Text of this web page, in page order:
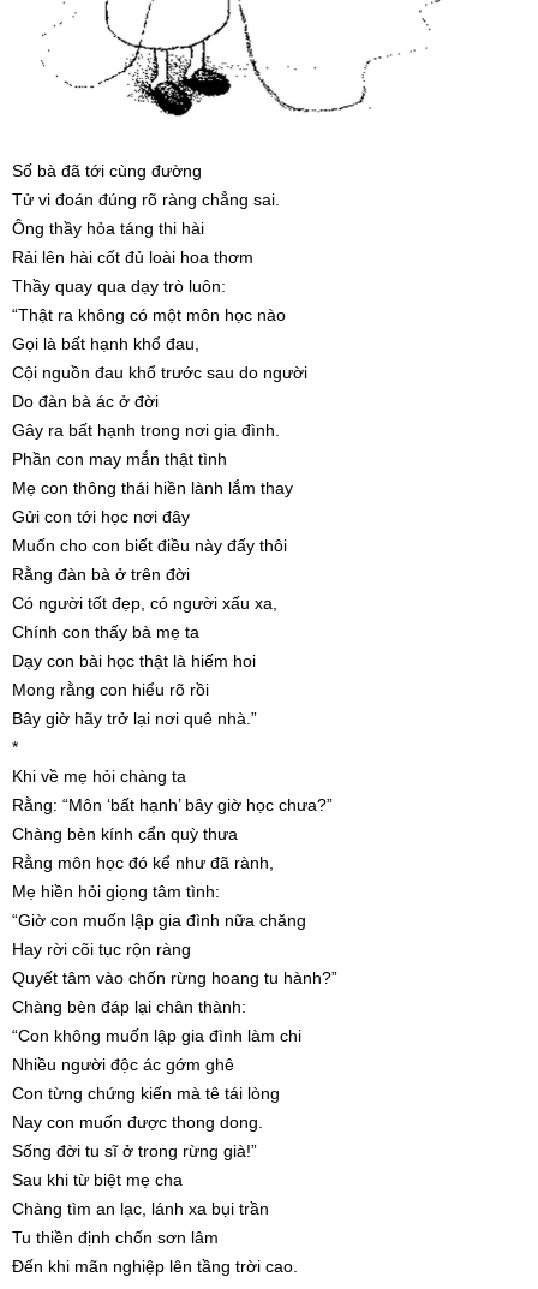
Số bà đã tới cùng đường
Tử vi đoán đúng rõ ràng chẳng sai.
Ông thầy hỏa táng thi hài
Rải lên hài cốt đủ loài hoa thơm
Thầy quay qua dạy trò luôn:
“Thật ra không có một môn học nào
Gọi là bất hạnh khổ đau,
Cội nguồn đau khổ trước sau do người
Do đàn bà ác ở đời
Gây ra bất hạnh trong nơi gia đình.
Phần con may mắn thật tình
Mẹ con thông thái hiền lành lắm thay
Gửi con tới học nơi đây
Muốn cho con biết điều này đấy thôi
Rằng đàn bà ở trên đời
Có người tốt đẹp, có người xấu xa,
Chính con thấy bà mẹ ta
Dạy con bài học thật là hiếm hoi
Mong rằng con hiểu rõ rồi
Bây giờ hãy trở lại nơi quê nhà.”
*
Khi về mẹ hỏi chàng ta
Rằng: “Môn ‘bất hạnh’ bây giờ học chưa?”
Chàng bèn kính cẩn quỳ thưa
Rằng môn học đó kể như đã rành,
Mẹ hiền hỏi giọng tâm tình:
“Giờ con muốn lập gia đình nữa chăng
Hay rời cõi tục rộn ràng
Quyết tâm vào chốn rừng hoang tu hành?”
Chàng bèn đáp lại chân thành:
“Con không muốn lập gia đình làm chi
Nhiều người độc ác gớm ghê
Con từng chứng kiến mà tê tái lòng
Nay con muốn được thong dong.
Sống đời tu sĩ ở trong rừng già!”
Sau khi từ biệt mẹ cha
Chàng tìm an lạc, lánh xa bụi trần
Tu thiền định chốn sơn lâm
Đến khi mãn nghiệp lên tầng trời cao.